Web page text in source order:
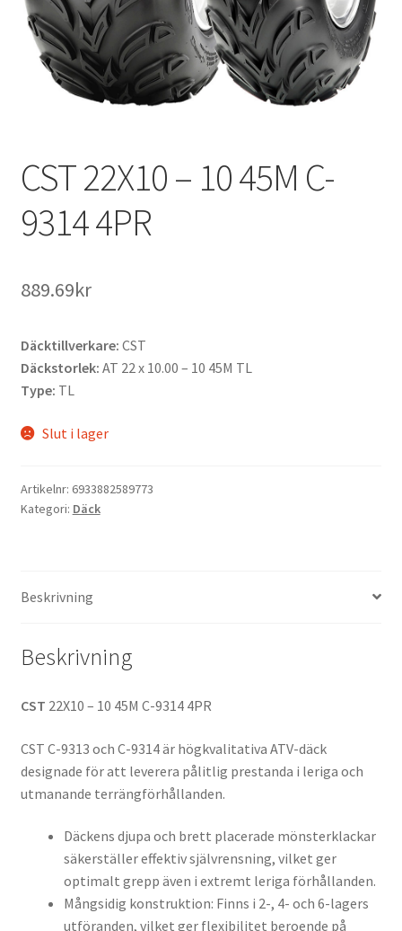
CST 22X10 – 10 45M C-
9314 4PR
889.69kr
Däcktillverkare: CST
Däckstorlek: AT 22 x 10.00 – 10 45M TL
Type: TL
Slut i lager
Artikelnr: 6933882589773
Kategori: Däck
Beskrivning
Beskrivning
CST 22X10 – 10 45M C-9314 4PR
CST C-9313 och C-9314 är högkvalitativa ATV-däck
designade för att leverera pålitlig prestanda i leriga och
utmanande terrängförhållanden.
Däckens djupa och brett placerade mönsterklackar
säkerställer effektiv självrensning, vilket ger
optimalt grepp även i extremt leriga förhållanden.
Mångsidig konstruktion: Finns i 2-, 4- och 6-lagers
utföranden, vilket ger flexibilitet beroende på